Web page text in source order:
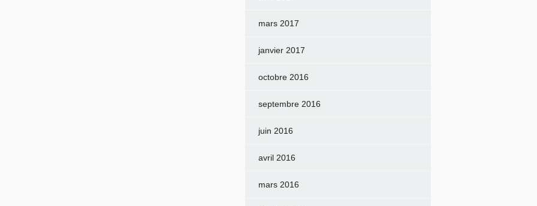
mars 2017
janvier 2017
octobre 2016
septembre 2016
juin 2016
avril 2016
mars 2016